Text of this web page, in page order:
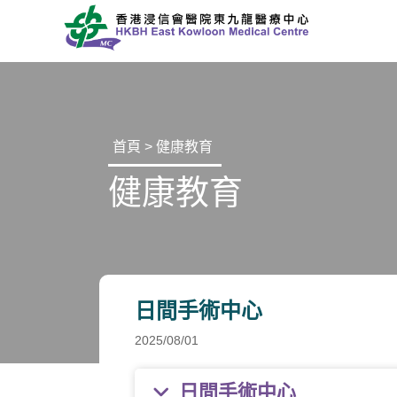
首頁 > 健康教育
健康教育
日間手術中心
2025/08/01
日間手術中心